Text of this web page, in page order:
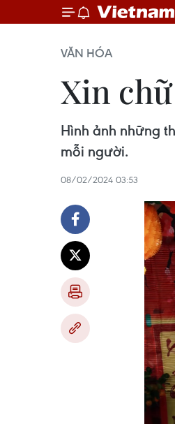
VĂN HÓA
Xin
Hình ảnh những
mỗi người.
08/02/2024 03:53